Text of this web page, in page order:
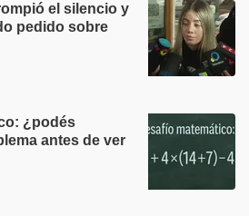
el silencio y
pedido sobre
¿podés
antes de ver